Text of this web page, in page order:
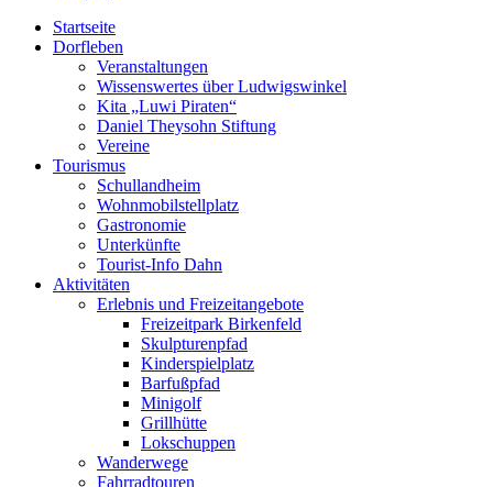
Startseite
Dorfleben
Veranstaltungen
Wissenswertes über Ludwigswinkel
Kita „Luwi Piraten“
Daniel Theysohn Stiftung
Vereine
Tourismus
Schullandheim
Wohnmobilstellplatz
Gastronomie
Unterkünfte
Tourist-Info Dahn
Aktivitäten
Erlebnis und Freizeitangebote
Freizeitpark Birkenfeld
Skulpturenpfad
Kinderspielplatz
Barfußpfad
Minigolf
Grillhütte
Lokschuppen
Wanderwege
Fahrradtouren